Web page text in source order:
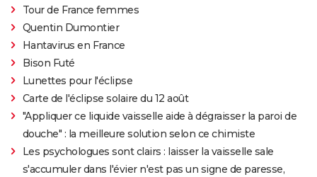
Tour de France femmes
Quentin Dumontier
Hantavirus en France
Bison Futé
Lunettes pour l'éclipse
Carte de l'éclipse solaire du 12 août
"Appliquer ce liquide vaisselle aide à dégraisser la paroi de
douche" : la meilleure solution selon ce chimiste
Les psychologues sont clairs : laisser la vaisselle sale
s'accumuler dans l'évier n'est pas un signe de paresse,